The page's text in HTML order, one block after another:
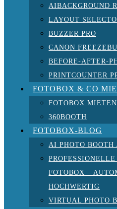
AIBACKGROUND
LAYOUT
BUZZER PRO
CANON
BEFORE-AFTER-
PRINTCOUNTER
FOTOBOX & CO
FOTOBOX MIETEN
360BOOTH
FOTOBOX-BLOG
AI PHOTO
FOTOBOX –
HOCHWERTIG
VIRTUAL PHOTO